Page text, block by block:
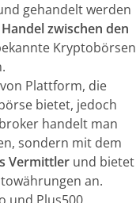
gehandelt werden
zwischen den
Kryptobörsen
Plattform, die
bietet, jedoch
handelt man
sondern mit dem
Vermittler und bietet
an.